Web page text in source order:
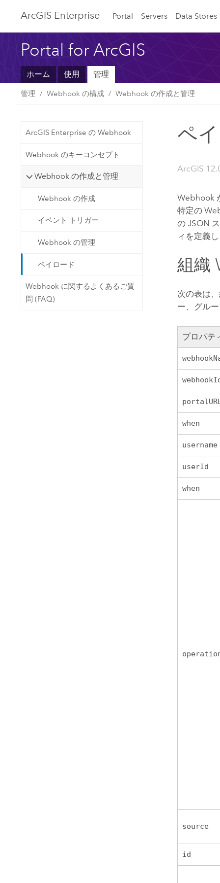
ArcGIS Enterprise Portal Servers Data Stores
Portal for ArcGIS
ホーム 使用 管理
管理 Webhook の構成 Webhook の作成と管理
ArcGIS Enterprise の Webhook
Webhook のキーコンセプト
Webhook の作成と管理
Webhook の作成
イベント トリガー
Webhook の管理
ペイロード
Webhook に関するよくあるご質
問 (FAQ)
ペ
ArcGIS
Webhook
特定の
の JSON
ィを定義
組織
次の表は
ー、グル
プロパテ
portalURL
when
username
userId
when
source
id